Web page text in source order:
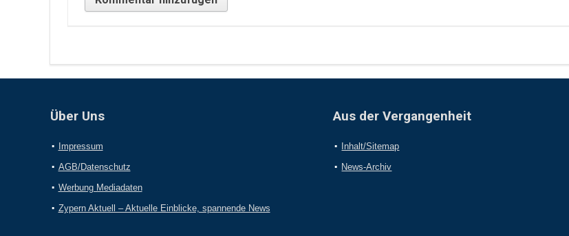
Über Uns
Impressum
AGB/Datenschutz
Werbung Mediadaten
Zypern Aktuell – Aktuelle Einblicke, spannende News
Aus der Vergangenheit
Inhalt/Sitemap
News-Archiv